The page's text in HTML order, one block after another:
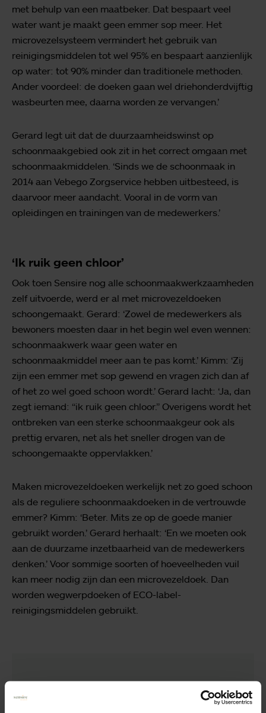
met behulp van een maatbeker. Dat bespaart veel
water want je maakt geen emmer sop meer. Het
microvezelsysteem vermindert het gebruik van
reinigingsmiddelen tot wel 95% en bespaart aanzienlijk
op water: tot 90% minder dan traditionele methoden.
Ander voordeel: de doeken gaan wel driehonderdvijftig
wasbeurten mee, daarna worden ze vervangen.’
Gerard legt uit dat de duurzaamheidswinst op
schoonmaakgebied ook zit in het correct omgaan met
schoonmaakmiddelen. ‘Sinds we de schoonmaak in
2014 aan Vebego Zorgservice hebben uitbesteed, is
daarvoor meer aandacht. Vooral in de vorm van
opleidingen en trainingen van de medewerkers.’
‘Ik ruik geen chloor’
Ook toen Sensire nog alle schoonmaakwerkzaamheden
zelf uitvoerde, werd er al met microvezeldoeken
schoongemaakt. Gerard: ‘Zowel de medewerkers als
bewoners moesten daar in het begin wel even wennen:
schoonmaakwerk waar geen water en
schoonmaakmiddel meer aan te pas komt.’ Kimm: ‘Zij
zijn een emmer met sop gewend en vragen zich dan af
of het zo wel goed schoon wordt.’ Gerard lacht: ‘Ja, dan
zegt iemand: “ik ruik geen chloor.” Overigens wordt het
ontbreken van een sterke schoonmaakgeur ook als
prettig ervaren, net als het sneller drogen van de
schoongemaakte oppervlakken.’
Maken microvezeldoeken werkelijk net zo goed schoon
als de reguliere schoonmaakdoeken in de vertrouwde
emmer? Kimm: ‘Beter. Mits ze op de goede manier
gebruikt worden.’ Gerard herhaalt: ‘En we moeten ook
aan de duurzame inzetbaarheid van de medewerkers
denken.’ Voor sommige soorten of hoeveelheden vuil
kan meer nodig zijn dan een microvezeldoek. Dan
worden wegwerpdoeken of ECO-label-
reinigingsmiddelen gebruikt.
Binnen de ouderenzorg schoonmaken